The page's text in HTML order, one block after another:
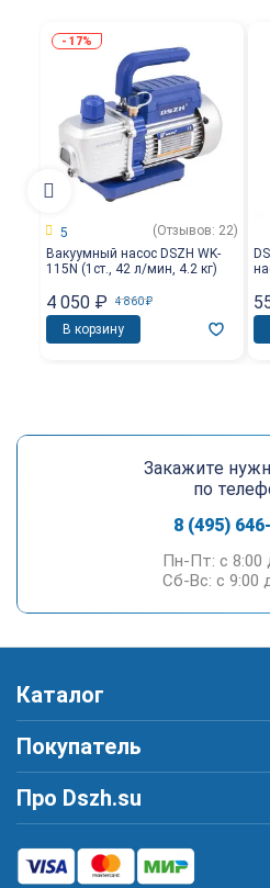
17%
Вакуумный насос DSZH WK-
115N (1ст., 42 л/мин, 4.2 кг)
(Отзывов: 22)
5
4 860₽
4 050 ₽
В корзину
Закажите
по
8 (495)
Пн-Пт: c 8:00
Сб-Вс: c 9:00
Каталог
Покупатель
Про Dszh.su